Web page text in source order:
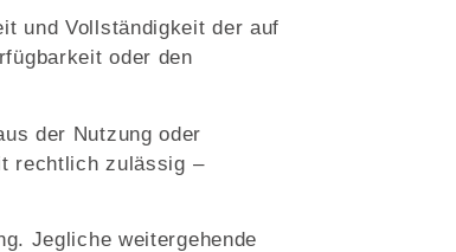
und Vollständigkeit der auf
oder den
der Nutzung oder
rechtlich zulässig –
Jegliche weitergehende